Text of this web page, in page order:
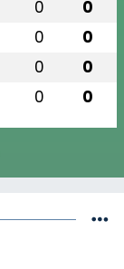
0 0
0 0
0 0
0 0